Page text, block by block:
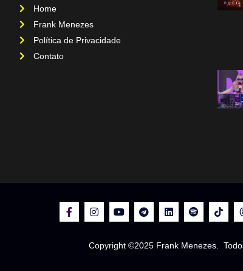
Home
Frank Menezes
Política de Privacidade
Contato
Copyright ©2025 Frank Menezes.